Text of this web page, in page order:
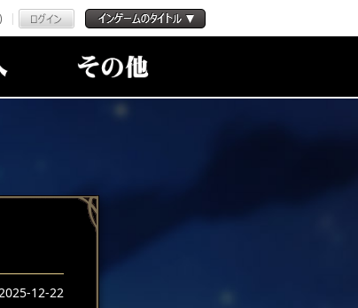
12-22